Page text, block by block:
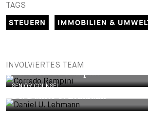
TAGS
STEUERN
IMMOBILIEN &
INVOLVIERTES TEAM
PARTNER
Dr. Corrado Rampini
SENIOR COUNSEL
Dr. Daniel U. Lehmann